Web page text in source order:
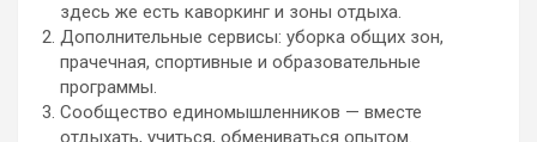
здесь же есть каворкинг и зоны отдыха.
Дополнительные сервисы: уборка общих зон,
прачечная, спортивные и образовательные
программы.
Сообщество единомышленников — вместе
отдыхать, учиться, обмениваться опытом.